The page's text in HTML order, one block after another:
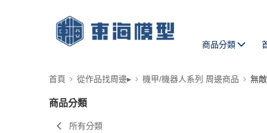
商品分類
首頁 從作品找周邊▸ 機甲/機器人系列 周邊商品 無
商品分類
所有分類